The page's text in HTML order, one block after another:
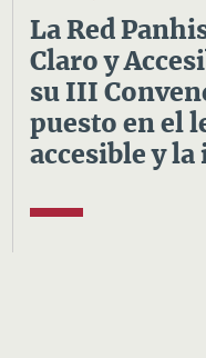
La Red
Claro y
su III
puesto en el
accesible y